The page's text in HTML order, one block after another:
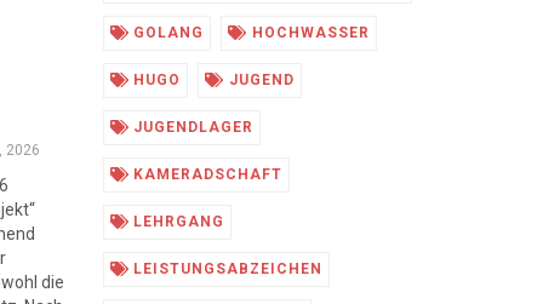
2026
die
GOLANG HOCHWASSER
HUGO JUGEND
JUGENDLAGER
KAMERADSCHAFT
LEHRGANG
LEISTUNGSABZEICHEN